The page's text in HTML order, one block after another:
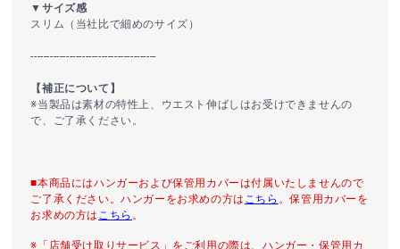
▼サイズ感
スリム（当社比で細めのサイズ）
---------------------------------------
【補正について】
※当製品は素材の特性上、ウエスト伸ばしはお受けできませんの
で、ご了承ください。
■本商品にはハンガーおよび保管用カバーは付属いたしませんので
ご了承ください。ハンガーをお求めの方は こちら 。保管用カバーを
お求めの方は こちら 。
※「店舗受け取りサービス」をご利用の際は、ハンガー・保管用カ